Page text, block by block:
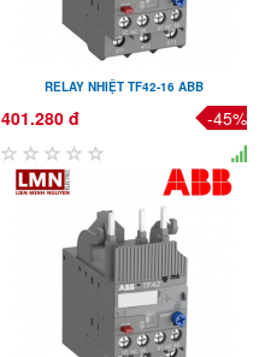
RELAY NHIỆT TF42-16 ABB
401.280 đ -45%